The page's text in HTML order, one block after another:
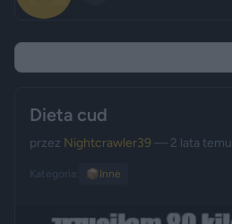
Dieta cud
przez Nightcrawler39 — 2 lata temu
Kategoria: 📦 Inne